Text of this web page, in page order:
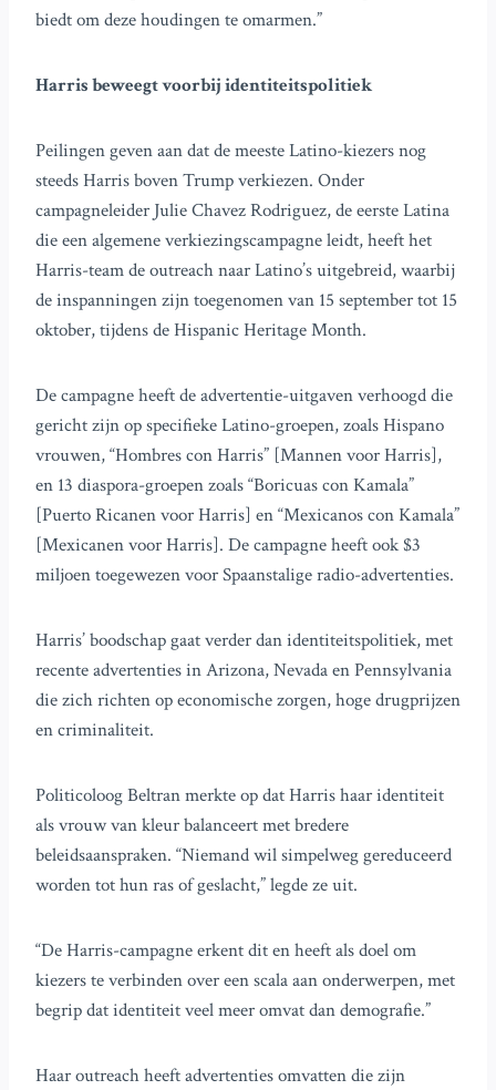
biedt om deze houdingen te omarmen.”
Harris beweegt voorbij identiteitspolitiek
Peilingen geven aan dat de meeste Latino-kiezers nog
steeds Harris boven Trump verkiezen. Onder
campagneleider Julie Chavez Rodriguez, de eerste Latina
die een algemene verkiezingscampagne leidt, heeft het
Harris-team de outreach naar Latino’s uitgebreid, waarbij
de inspanningen zijn toegenomen van 15 september tot 15
oktober, tijdens de Hispanic Heritage Month.
De campagne heeft de advertentie-uitgaven verhoogd die
gericht zijn op specifieke Latino-groepen, zoals Hispano
vrouwen, “Hombres con Harris” [Mannen voor Harris],
en 13 diaspora-groepen zoals “Boricuas con Kamala”
[Puerto Ricanen voor Harris] en “Mexicanos con Kamala”
[Mexicanen voor Harris]. De campagne heeft ook $3
miljoen toegewezen voor Spaanstalige radio-advertenties.
Harris’ boodschap gaat verder dan identiteitspolitiek, met
recente advertenties in Arizona, Nevada en Pennsylvania
die zich richten op economische zorgen, hoge drugprijzen
en criminaliteit.
Politicoloog Beltran merkte op dat Harris haar identiteit
als vrouw van kleur balanceert met bredere
beleidsaanspraken. “Niemand wil simpelweg gereduceerd
worden tot hun ras of geslacht,” legde ze uit.
“De Harris-campagne erkent dit en heeft als doel om
kiezers te verbinden over een scala aan onderwerpen, met
begrip dat identiteit veel meer omvat dan demografie.”
Haar outreach heeft advertenties omvatten die zijn